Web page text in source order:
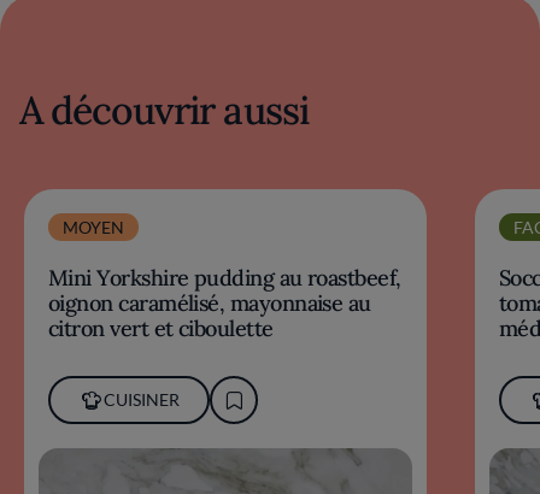
A découvrir aussi
MOYEN
Mini Yorkshire pudding au roastbeef,
oignon caramélisé, mayonnaise au
citron vert et ciboulette
CUISINER